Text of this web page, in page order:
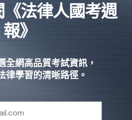
認知到自己是有意做出公然侮辱
傷害，卻仍然選擇這樣做，才算
意。
《法律人國考週
報》
全網高品質考試資訊，
律學習的清晰路徑。